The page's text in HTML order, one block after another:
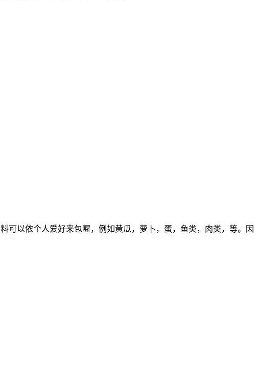
可以依个人爱好来包喔，例如黄瓜，萝卜，蛋，鱼类，肉类，等。因